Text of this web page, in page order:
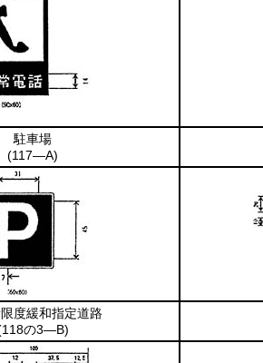
駐車場
(117―A)
度緩和指定道路
の3―B)